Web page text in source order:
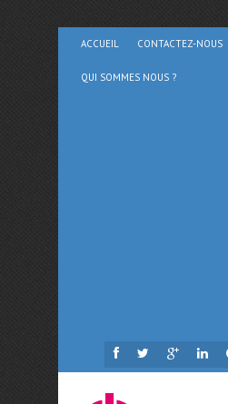
ACCUEIL CONTACTEZ-NOUS
QUI SOMMES NOUS ?